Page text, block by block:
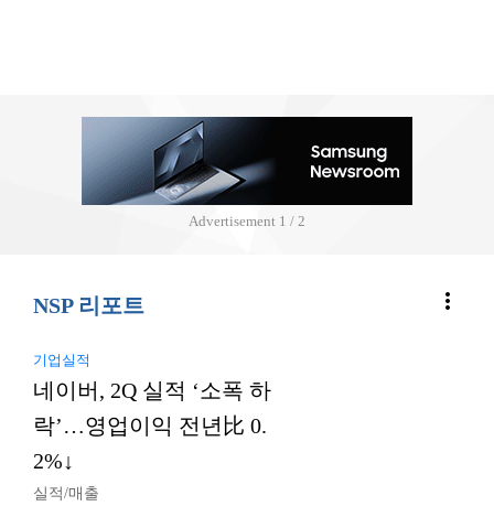
Advertisement 2 / 2
NSP 리포트 more_vert
기업실적
네이버, 2Q 실적 ‘소폭 하
락’…영업이익 전년比 0.
2%↓
실적/매출